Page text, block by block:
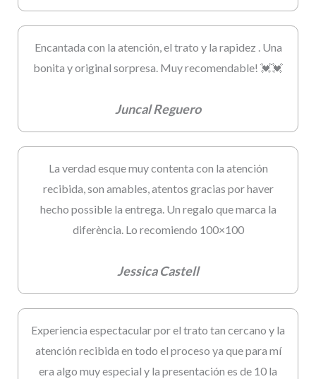
Encantada con la atención, el trato y la rapidez . Una
bonita y original sorpresa. Muy recomendable! 💓💓
Juncal Reguero
La verdad esque muy contenta con la atención
recibida, son amables, atentos gracias por haver
hecho possible la entrega. Un regalo que marca la
diferència. Lo recomiendo 100×100
Jessica Castell
Experiencia espectacular por el trato tan cercano y la
atención recibida en todo el proceso ya que para mí
era algo muy especial y la presentación es de 10 la